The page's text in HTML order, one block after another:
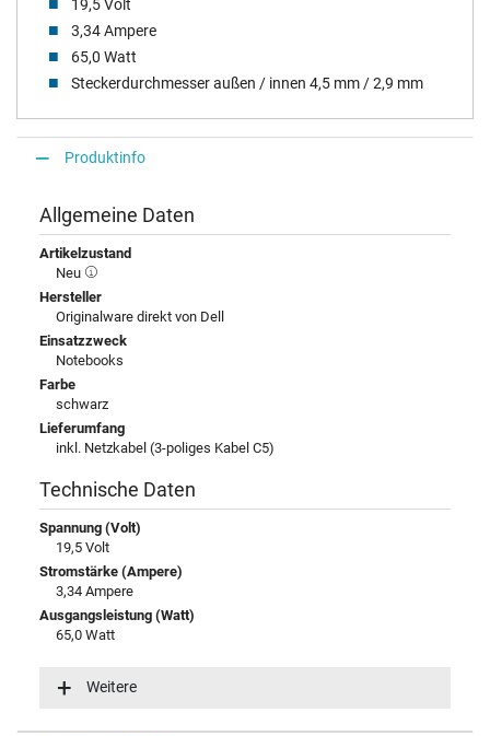
19,5 Volt
3,34 Ampere
65,0 Watt
Steckerdurchmesser außen / innen 4,5 mm / 2,9 mm
Produktinfo
Allgemeine Daten
Artikelzustand
Neu
Hersteller
Originalware direkt von Dell
Einsatzzweck
Notebooks
Farbe
schwarz
Lieferumfang
inkl. Netzkabel (3-poliges Kabel C5)
Technische Daten
Spannung (Volt)
19,5 Volt
Stromstärke (Ampere)
3,34 Ampere
Ausgangsleistung (Watt)
65,0 Watt
100-240V / 50-60Hz
Weitere